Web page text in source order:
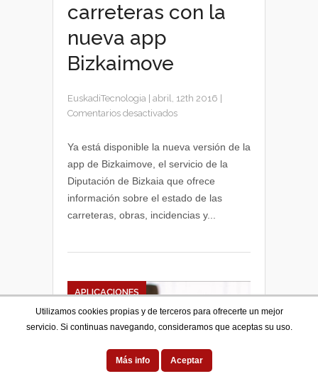
carreteras con la
nueva app
Bizkaimove
EuskadiTecnologia abril, 12th 2016
Comentarios desactivadosen
con
la
nueva
Ya está disponible la nueva versión de la
app de Bizkaimove, el servicio de la
Diputación de Bizkaia que ofrece
información sobre el estado de las
carreteras, obras, incidencias y...
APLICACIONES
Utilizamos cookies propias y de terceros para ofrecerte un mejor
servicio. Si continuas navegando, consideramos que aceptas su uso.
Más info Aceptar